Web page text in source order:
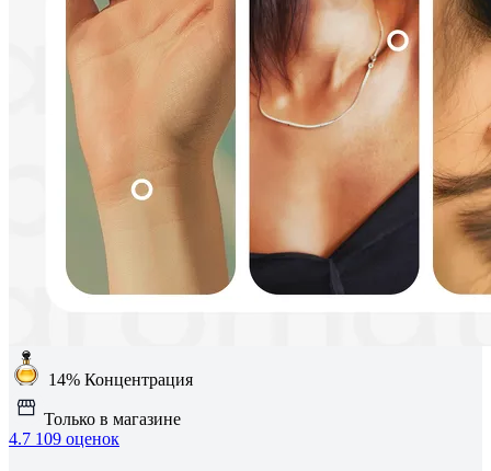
14% Концентрация
Только в магазине
4.7 109 оценок